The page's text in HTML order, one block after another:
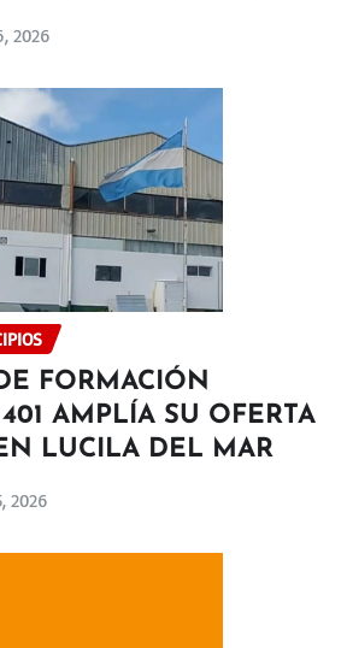
2026
FORMACIÓN
AMPLÍA SU OFERTA
LUCILA DEL MAR
2026